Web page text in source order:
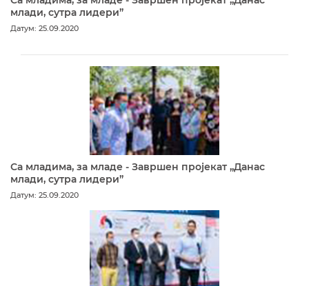
млади, сутра лидери”
Датум: 25.09.2020
Са младима, за младе - Завршен пројекат „Данас
млади, сутра лидери”
Датум: 25.09.2020